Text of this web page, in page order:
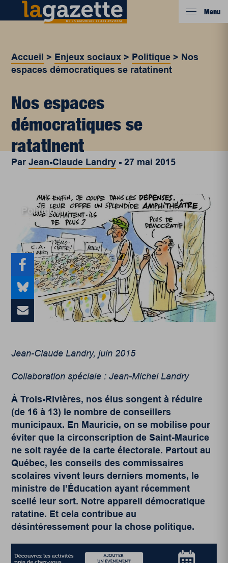
Menu
Accueil > Enjeux sociaux > Politique > Nos
espaces démocratiques se ratatinent
Nos espaces
démocratiques se
ratatinent
ParJean-Claude Landry -27 mai 2015
Politique
Jean-Claude Landry, juin 2015
Collaboration spéciale : Jean-Michel Landry
À Trois-Rivières, nos élus songent à réduire
(de 16 à 13) le nombre de conseillers
municipaux. En Mauricie, on se mobilise pour
éviter que la circonscription de Saint-Maurice
ne soit rayée de la carte électorale. Partout au
Québec, les conseils des commissaires
scolaires vivent leurs derniers moments, le
ministre de l’Éducation ayant récemment
scellé leur sort. Notre appareil démocratique
ratatine. Et cela contribue au
désintéressement pour la chose politique.